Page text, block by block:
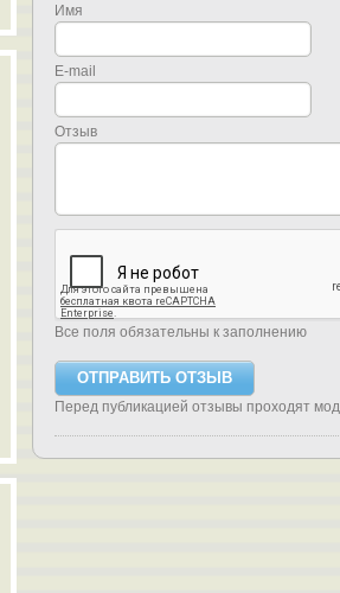
Имя
E-mail
Отзыв
Все поля обязательны к заполнению
Перед публикацией отзывы проходят